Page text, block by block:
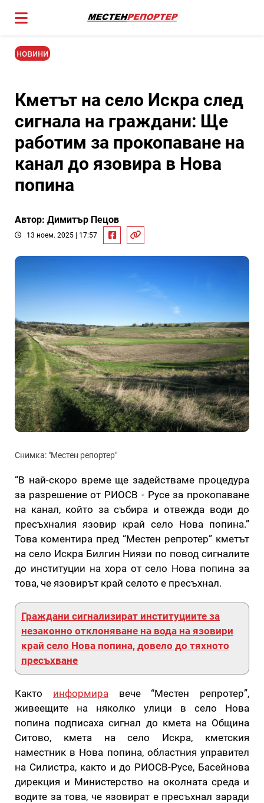
новини
Кметът на село Искра след
сигнала на граждани: Ще
работим за прокопаване на
канал до язовира в Нова
попина
Автор: Димитър Пецов
13 ноем. 2025 | 17:57
Снимка: "Местен репортер"
“В най-скоро време ще задействаме процедура
за разрешение от РИОСВ - Русе за прокопаване
на канал, който за събира и отвежда води до
пресъхналия язовир край село Нова попина.”
Това коментира пред “Местен репротер” кметът
на село Искра Билгин Ниязи по повод сигналите
до институции на хора от село Нова попина за
това, че язовирът край селото е пресъхнал.
Граждани сигнализират институциите за
незаконно отклоняване на вода на язовири
край село Нова попина, довело до тяхното
пресъхване
Както информира вече “Местен репротер”,
живеещите на няколко улици в село Нова
попина подписаха сигнал до кмета на Община
Ситово, кмета на село Искра, кметския
наместник в Нова попина, областния управител
на Силистра, както и до РИОСВ-Русе, Басейнова
дирекция и Министерство на околната среда и
водите за това, че язовират е пресъхнал заради